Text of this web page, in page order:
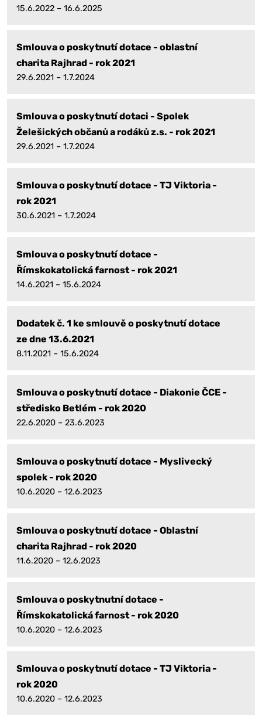
15.6.2022 – 16.6.2025
Smlouva o poskytnutí dotace - oblastní
charita Rajhrad - rok 2021
29.6.2021 – 1.7.2024
Smlouva o poskytnutí dotaci - Spolek
Želešických občanů a rodáků z.s. - rok 2021
29.6.2021 – 1.7.2024
Smlouva o poskytnutí dotace - TJ Viktoria -
rok 2021
30.6.2021 – 1.7.2024
Smlouva o poskytnutí dotace -
Římskokatolická farnost - rok 2021
14.6.2021 – 15.6.2024
Dodatek č. 1 ke smlouvě o poskytnutí dotace
ze dne 13.6.2021
8.11.2021 – 15.6.2024
Smlouva o poskytnutí dotace - Diakonie ČCE -
středisko Betlém - rok 2020
22.6.2020 – 23.6.2023
Smlouva o poskytnutí dotace - Myslivecký
spolek - rok 2020
10.6.2020 – 12.6.2023
Smlouva o poskytnutí dotace - Oblastní
charita Rajhrad - rok 2020
11.6.2020 – 12.6.2023
Smlouva o poskytnutní dotace -
Římskokatolická farnost - rok 2020
10.6.2020 – 12.6.2023
Smlouva o poskytnutí dotace - TJ Viktoria -
rok 2020
10.6.2020 – 12.6.2023